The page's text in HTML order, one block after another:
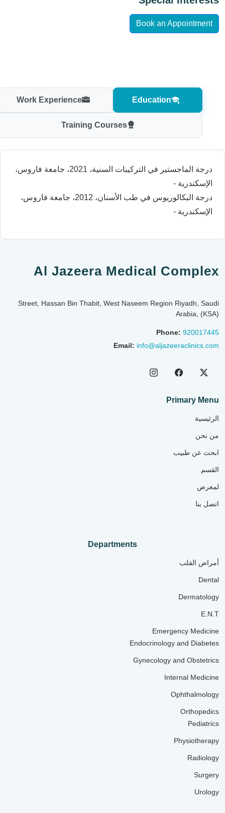
Book an Appointment
Education
Work Experience
Training Courses
درجة الماجستير في التركيبات السنية، 2021، جامعة فاروس،
الإسكندرية -
درجة البكالوريوس في طب الأسنان، 2012، جامعة فاروس،
الإسكندرية -
Al Jazeera Medical Complex
Street, Hassan Bin Thabit, West Naseem Region Riyadh, Saudi
Arabia, (KSA)
Phone: 920017445
Email: info@aljazeeraclinics.com
Primary Menu
الرئيسية
من نحن
ابحث عن طبيب
القسم
لمعرض
اتصل بنا
Departments
أمراض القلب
Dental
Dermatology
E.N.T
Emergency Medicine
Endocrinology and Diabetes
Gynecology and Obstetrics
Internal Medicine
Ophthalmology
Orthopedics
Pediatrics
Physiotherapy
Radiology
Surgery
Urology